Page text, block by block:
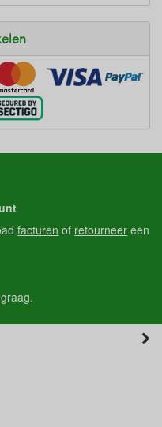
facturen of retourneer een